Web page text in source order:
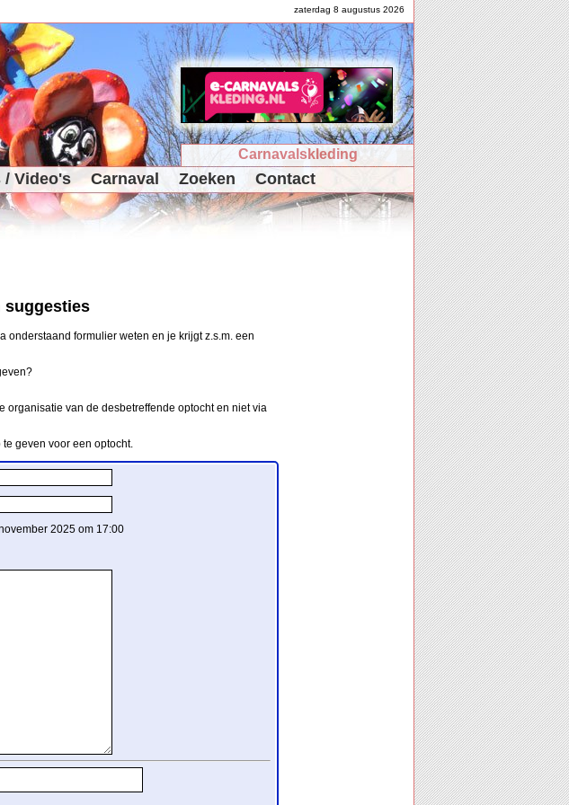
zaterdag 8 augustus 2026
Carnavalskleding
/ Video's Carnaval Zoeken Contact
suggesties
onderstaand formulier weten en je krijgt z.s.m. een
organisatie van de desbetreffende optocht en niet via
geven voor een optocht.
2025 om 17:00